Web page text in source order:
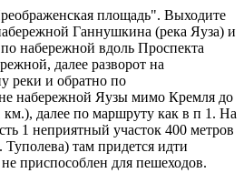
площадь". Выходите
Ганнушкина (река Яуза) и
набережной вдоль Проспекта
далее разворот на
реки и обратно по
набережной Яузы мимо Кремля до
км.), далее по маршруту как в п 1. На
1 неприятный участок 400 метров
там придется идти
приспособлен для пешеходов.